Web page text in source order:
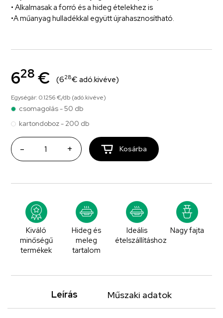
• Alkalmasak a forró és a hideg ételekhez is
•A műanyag hulladékkal együtt újrahasznosítható.
628 € (628€ adó.kivéve)
Egységár: 0.1256 €/db (adó.kivéve)
csomagolás - 50 db
kartondoboz - 200 db
- + Kosárba
Kiváló
minőségű
termékek
Hideg és
meleg
tartalom
Ideális
ételszállításhoz
Nagy fajta
Leírás Műszaki adatok